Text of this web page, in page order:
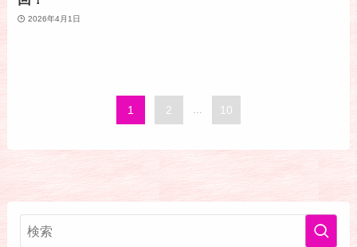
2026年4月1日
1 2 10